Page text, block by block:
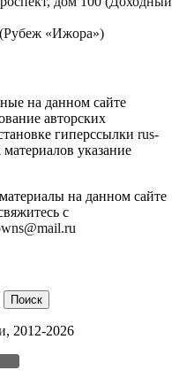
«Ижора»)
на данном сайте
авторских
гиперссылки rus-
указание
на данном сайте
с
, 2012-2026